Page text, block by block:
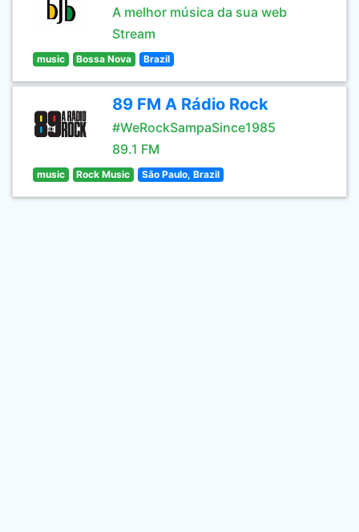
A melhor música da sua web
Stream
music Bossa Nova Brazil
89 FM A Rádio Rock
#WeRockSampaSince1985
89.1 FM
music Rock Music São Paulo, Brazil